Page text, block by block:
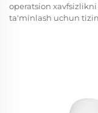
operatsion
ta'minlash uchun